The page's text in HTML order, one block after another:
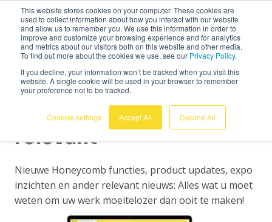
This website stores cookies on your computer. These cookies are
used to collect information about how you interact with our website
and allow us to remember you. We use this information in order to
improve and customize your browsing experience and for analytics
and metrics about our visitors both on this website and other media.
To find out more about the cookies we use, see our Privacy Policy.
If you decline, your information won’t be tracked when you visit this
website. A single cookie will be used in your browser to remember
your preference not to be tracked.
Cookies settings Accept All Decline All
Nederlands
Ons laatste nieuws -
geen ruis en altijd
relevant
Nieuwe Honeycomb functies, product updates, expo
inzichten en ander relevant nieuws: Alles wat u moet
weten om uw werk moeitelozer dan ooit te maken!